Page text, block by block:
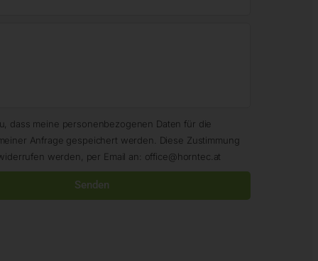
dass meine personenbezogenen Daten für die
Anfrage gespeichert werden. Diese Zustimmung
werden, per Email an: office@horntec.at
Senden